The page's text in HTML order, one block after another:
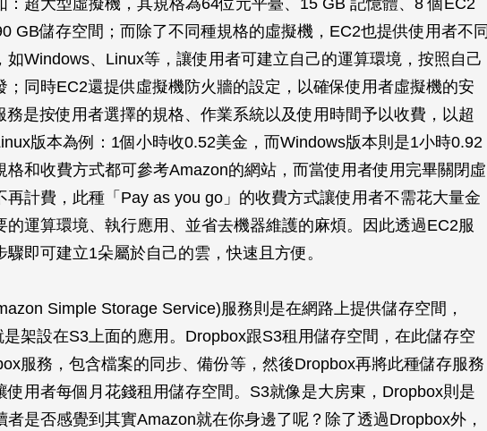
：超大型虛擬機，其規格為64位元平臺、15 GB 記憶體、8 個EC2
GB儲存空間；而除了不同種規格的虛擬機，EC2也提供使用者不同
如Windows、Linux等，讓使用者可建立自己的運算環境，按照自己
；同時EC2還提供虛擬機防火牆的設定，以確保使用者虛擬機的安
務是按使用者選擇的規格、作業系統以及使用時間予以收費，以超
版本為例：1個小時收0.52美金，而Windows版本則是1小時0.92
格和收費方式都可參考Amazon的網站，而當使用者使用完畢關閉虛
再計費，此種「Pay as you go」的收費方式讓使用者不需花大量金
的運算環境、執行應用、並省去機器維護的麻煩。因此透過EC2服
驟即可建立1朵屬於自己的雲，快速且方便。
Simple Storage Service)服務則是在網路上提供儲存空間，
架設在S3上面的應用。Dropbox跟S3租用儲存空間，在此儲存空
服務，包含檔案的同步、備份等，然後Dropbox再將此種儲存服務
使用者每個月花錢租用儲存空間。S3就像是大房東，Dropbox則是
者是否感覺到其實Amazon就在你身邊了呢？除了透過Dropbox外，